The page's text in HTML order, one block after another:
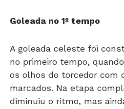
Goleada no 1º tempo
A goleada celeste foi
no primeiro tempo,
os olhos do torcedor com
marcados. Na etapa
diminuiu o ritmo, mas